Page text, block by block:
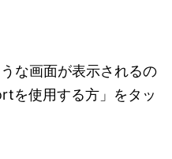
な画面が表示されるの
を使用する方」をタッ